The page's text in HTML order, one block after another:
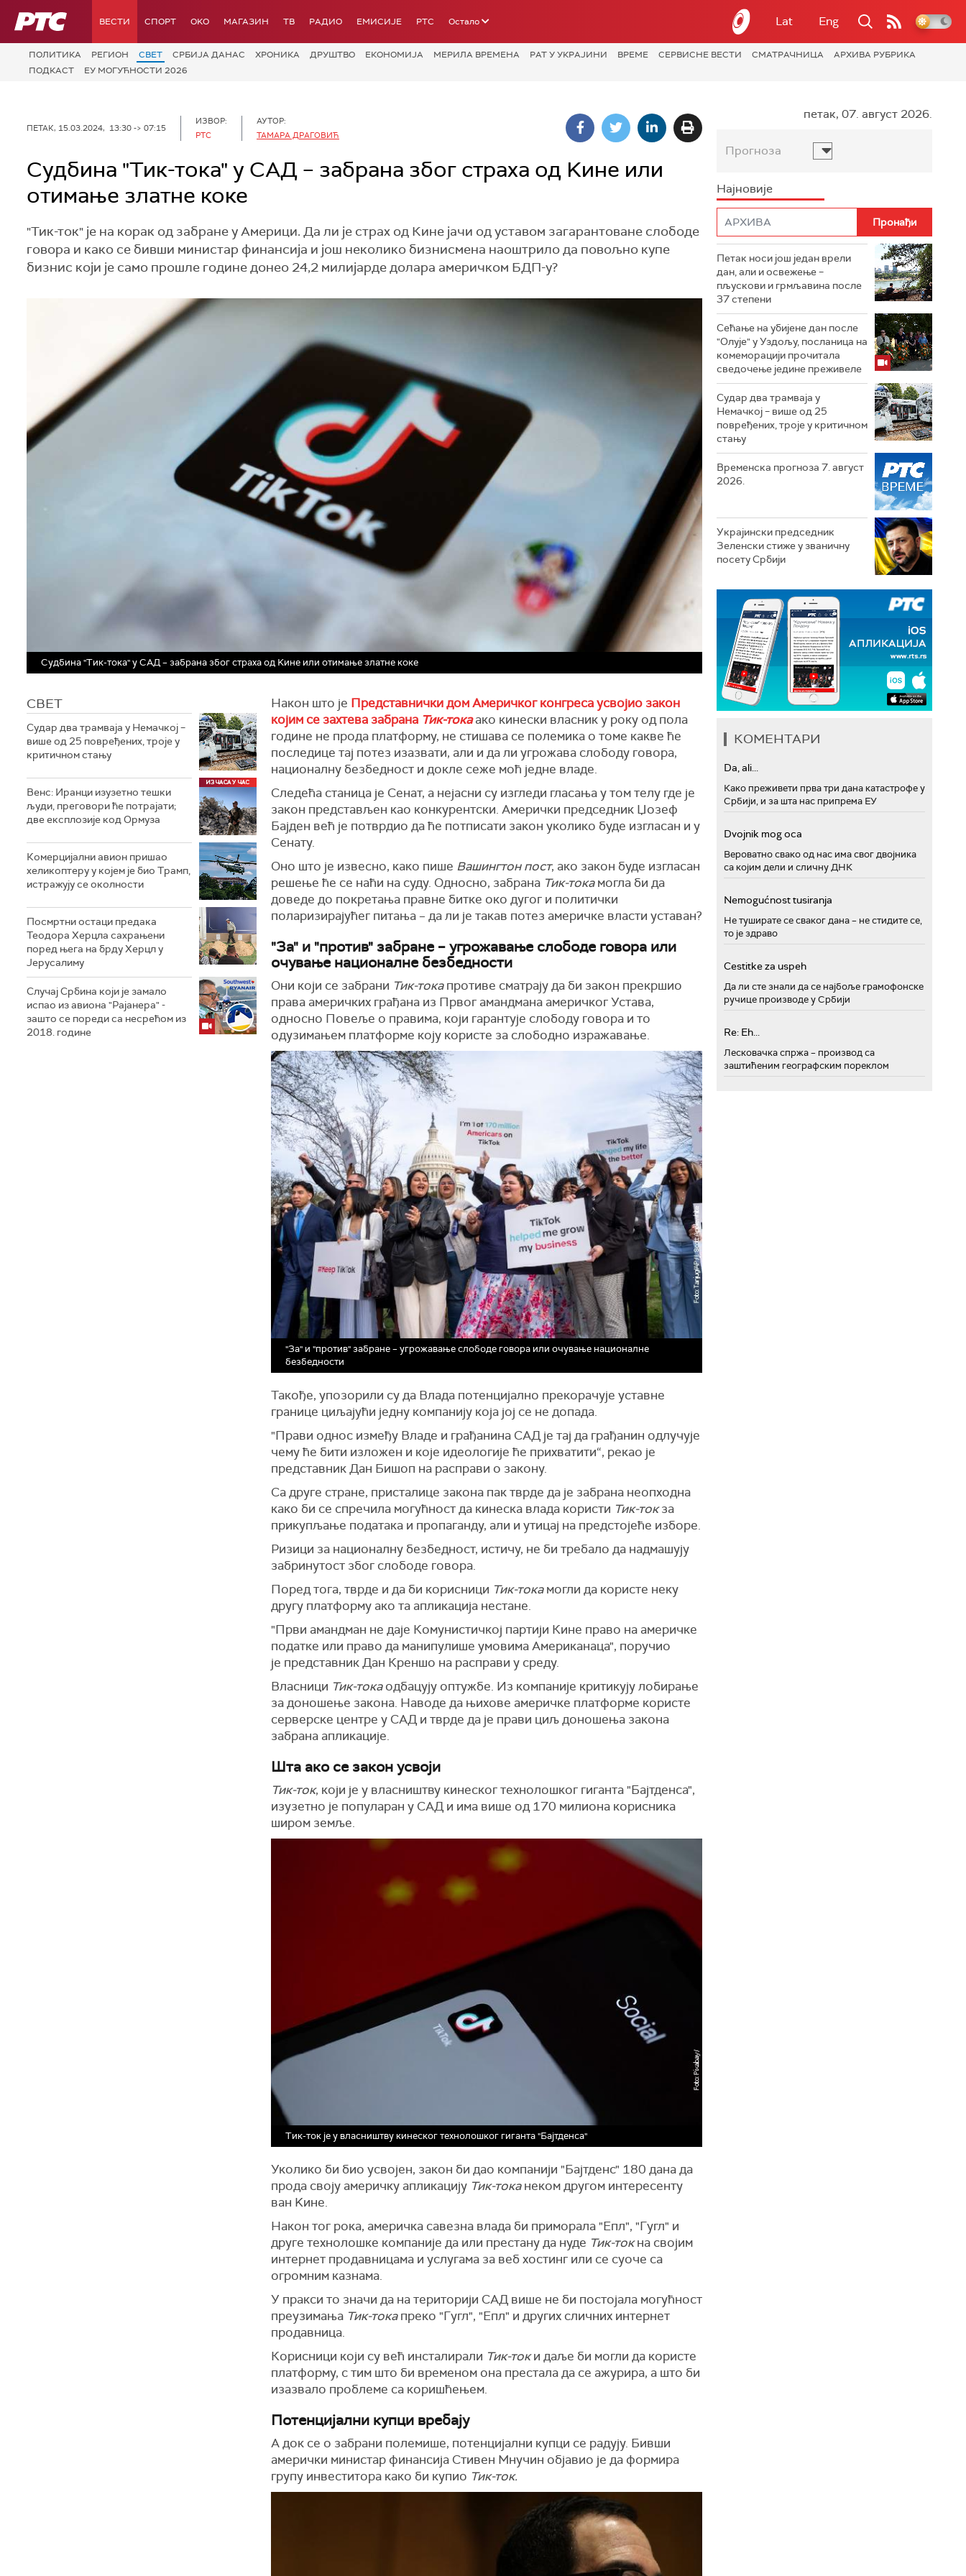
РТС ВЕСТИ СПОРТ OKO МАГАЗИН ТВ РАДИО ЕМИСИЈЕ РТС Остало Lat Eng
ПОЛИТИКА РЕГИОН СВЕТ СРБИЈА ДАНАС ХРОНИКА ДРУШТВО ЕКОНОМИЈА МЕРИЛА ВРЕМЕНА РАТ У УКРАЈИНИ ВРЕМЕ СЕРВИСНЕ ВЕСТИ СМАТРАЧНИЦА
АРХИВА РУБРИКА
ПОДКАСТ
ЕУ МОГУЋНОСТИ 2026
ПЕТАК, 15.03.2024, 13:30 -> 07:15
ИЗВОР:
РТС
АУТОР:
ТАМАРА ДРАГОВИЋ
Судбина "Тик-тока" у САД – забрана због страха од Kине или
отимање златне коке
"Тик-ток" је на корак од забране у Америци. Да ли је страх од Кине јачи од уставом загарантоване слободе
говора и како се бивши министар финансија и још неколико бизнисмена наоштрило да повољно купе
бизнис који је само прошле године донео 24,2 милијарде долара америчком БДП-у?
Судбина "Тик-тока" у САД – забрана због страха од Kине или отимање златне коке
СВЕТ
Судар два трамваја у Немачкој –
више од 25 повређених, троје у
критичном стању
Венс: Иранци изузетно тешки
људи, преговори ће потрајати;
две експлозије код Ормуза
Комерцијални авион пришао
хеликоптеру у којем је био Трамп,
истражују се околности
Посмртни остаци предака
Теодора Херцла сахрањени
поред њега на брду Херцл у
Јерусалиму
Случај Србина који је замало
испао из авиона "Рајанера" -
зашто се пореди са несрећом из
2018. године
Након што је Представнички дом Америчког конгреса усвојио закон
којим се захтева забрана Тик-токаако кинески власник у року од пола
године не прода платформу, не стишава се полемика о томе какве ће
последице тај потез изазвати, али и да ли угрожава слободу говора,
националну безбедност и докле сеже моћ једне владе.
Следећа станица је Сенат, а нејасни су изгледи гласања у том телу где је
закон представљен као конкурентски. Амерички председник Џозеф
Бајден већ је потврдио да ће потписати закон уколико буде изгласан и у
Сенату.
Оно што је извесно, како пише Вашингтон пост, ако закон буде изгласан
решење ће се наћи на суду. Односно, забрана Тик-токамогла би да
доведе до покретања правне битке око дугог и политички
поларизирајућег питања – да ли је такав потез америчке власти уставан?
"За" и "против" забране – угрожавање слободе говора или
очување националне безбедности
Они који се забрани Тик-токапротиве сматрају да би закон прекршио
права америчких грађана из Првог амандмана америчког Устава,
односно Повеље о правима, који гарантује слободу говора и то
одузимањем платформе коју користе за слободно изражавање.
"За" и "против" забране – угрожавање слободе говора или очување националне
безбедности
Такође, упозорили су да Влада потенцијално прекорачује уставне
границе циљајући једну компанију која јој се не допада.
"Прави однос између Владе и грађанина САД је тај да грађанин одлучује
чему ће бити изложен и које идеологије ће прихватити“, рекао је
представник Дан Бишоп на расправи о закону.
Са друге стране, присталице закона пак тврде да је забрана неопходна
како би се спречила могућност да кинеска влада користи Тик-токза
прикупљање података и пропаганду, али и утицај на предстојеће изборе.
Ризици за националну безбедност, истичу, не би требало да надмашују
забринутост због слободе говора.
Поред тога, тврде и да би корисници Тик-токамогли да користе неку
другу платформу ако та апликација нестане.
"Први амандман не даје Комунистичкој партији Кине право на америчке
податке или право да манипулише умовима Американаца", поручио
је представник Дан Креншо на расправи у среду.
Власници Тик-токаодбацују оптужбе. Из компаније критикују лобирање
за доношење закона. Наводе да њихове америчке платформе користе
серверске центре у САД и тврде да је прави циљ доношења закона
забрана апликације.
Шта ако се закон усвоји
Тик-ток, који је у власништву кинеског технолошког гиганта "Бајтденса",
изузетно је популаран у САД и има више од 170 милиона корисника
широм земље.
Тик-ток је у власништву кинеског технолошког гиганта "Бајтденса"
Уколико би био усвојен, закон би дао компанији "Бајтденс" 180 дана да
прода своју америчку апликацију Тик-токанеком другом интересенту
ван Kине.
Након тог рока, америчка савезна влада би приморала "Епл", "Гугл" и
друге технолошке компаније да или престану да нуде Тик-токна својим
интернет продавницама и услугама за веб хостинг или се суоче са
огромним казнама.
У пракси то значи да на територији САД више не би постојала могућност
преузимања Тик-токапреко "Гугл", "Епл" и других сличних интернет
продавница.
Корисници који су већ инсталирали Тик-токи даље би могли да користе
платформу, с тим што би временом она престала да се ажурира, а што би
изазвало проблеме са коришћењем.
Потенцијални купци вребају
А док се о забрани полемише, потенцијални купци се радују. Бивши
амерички министар финансија Стивен Мнучин објавио је да формира
групу инвеститора како би купио Тик-ток.
петак, 07. август 2026.
Прогноза
Најновије
Петак носи још један врели
дан, али и освежење –
пљускови и грмљавина после
37 степени
Сећање на убијене дан после
"Олује" у Уздољу, посланица на
комеморацији прочитала
сведочење једине преживеле
Судар два трамваја у
Немачкој – више од 25
повређених, троје у критичном
стању
Временска прогноза 7. август
2026.
Украјински председник
Зеленски стиже у званичну
посету Србији
КОМЕНТАРИ
Da, ali...
Како преживети прва три дана катастрофе у
Србији, и за шта нас припрема ЕУ
Dvojnik mog oca
Вероватно свако од нас има свог двојника
са којим дели и сличну ДНК
Nemogućnost tusiranja
Не туширате се сваког дана – не стидите се,
то је здраво
Cestitke za uspeh
Да ли сте знали да се најбоље грамофонске
ручице производе у Србији
Re: Eh...
Лесковачка спржа – производ са
заштићеним географским пореклом